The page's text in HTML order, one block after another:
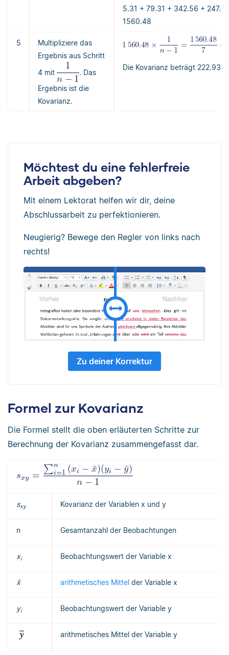
5.31 + 79.31 + 342.56 +
1560.48
5
Multipliziere das
Ergebnis aus Schritt
4 mit
. Das
Ergebnis ist die
Kovarianz.
Die Kovarianz beträgt 222.93.
Möchtest du eine fehlerfreie
Arbeit abgeben?
Mit einem Lektorat helfen wir dir, deine
Abschlussarbeit zu perfektionieren.
Neugierig? Bewege den Regler von links nach
rechts!
Zu deiner Korrektur
Formel zur Kovarianz
Die Formel stellt die oben erläuterten Schritte zur
Berechnung der Kovarianz zusammengefasst dar.
sxy Kovarianz der Variablen x und y
n Gesamtanzahl der Beobachtungen
xi Beobachtungswert der Variable x
x̄ arithmetisches Mittel der Variable x
yi Beobachtungswert der Variable y
arithmetisches Mittel der Variable y